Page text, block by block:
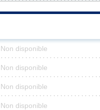
Non disponible
Non disponible
Non disponible
Non disponible